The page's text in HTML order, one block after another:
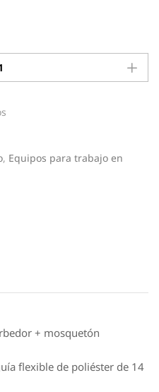
, Equipos para trabajo en
+ mosquetón
flexible de poliéster de 14